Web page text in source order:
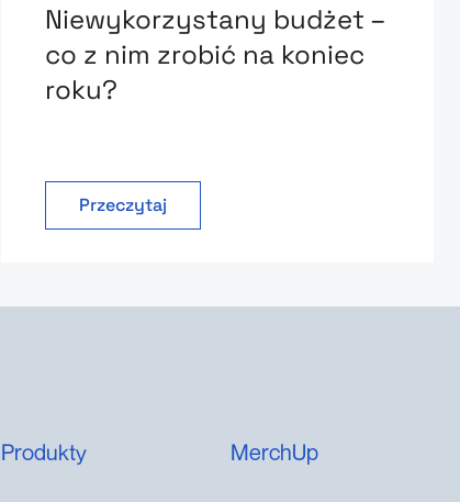
Niewykorzystany budżet –
co z nim zrobić na koniec
roku?
Przeczytaj
Produkty MerchUp